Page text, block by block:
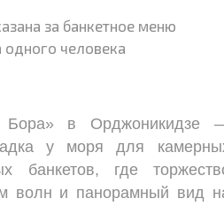
за банкетное меню
одного человека
Бора» в Орджоникидзе
у моря для
банкетов, где
волн и панорамный вид